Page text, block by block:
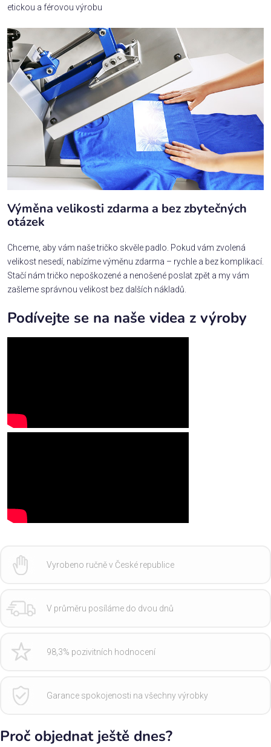
etickou a férovou výrobu
Výměna velikosti zdarma a bez zbytečných
otázek
Chceme, aby vám naše tričko skvěle padlo. Pokud vám zvolená
velikost nesedí, nabízíme výměnu zdarma – rychle a bez komplikací.
Stačí nám tričko nepoškozené a nenošené poslat zpět a my vám
zašleme správnou velikost bez dalších nákladů.
Podívejte se na naše videa z výroby
Vyrobeno ručně v České republice
V průměru posíláme do dvou dnů
98,3% pozivitních hodnocení
Garance spokojenosti na všechny výrobky
Proč objednat ještě dnes?